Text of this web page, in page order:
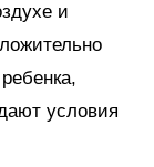
и
условия